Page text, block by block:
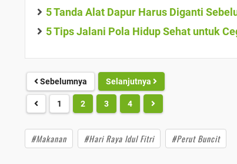
5 Tanda Alat Dapur Harus Diganti
5 Tips Jalani Pola Hidup Sehat untuk
Sebelumnya Selanjutnya
1 2 3 4
#Makanan #Hari Raya Idul Fitri #Perut Buncit